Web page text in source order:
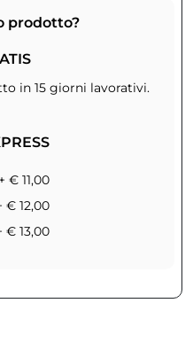
prodotto?
in 15 giorni lavorativi.
+ € 11,00
€ 12,00
€ 13,00